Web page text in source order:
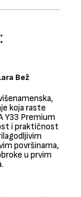
Bež
koja raste
Y33 Premium
i praktičnost
površinama,
u prvim